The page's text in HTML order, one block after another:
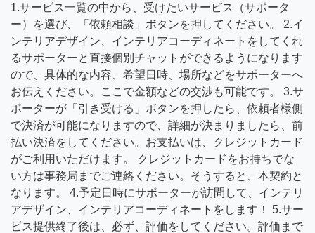
1.サービス一覧の中から、受けたいサービス（サポータ
ー）を選び、「依頼相談」ボタンを押してください。 2.イ
ンテリアデザイン、インテリアコーディネートをしてくれ
るサポーターと直接個別チャットができるようになります
ので、具体的な内容、希望日時、場所などをサポーターへ
お伝えください。ここで金額などの交渉も可能です。 3.サ
ポーターが「引き受ける」ボタンを押したら、依頼者様側
で決済が可能になりますので、詳細が決まりましたら、前
払い決済をしてください。お支払いは、クレジットカード
がご利用いただけます。 クレジットカードをお持ちでな
い方は事務局までご連絡ください。そうすると、本契約と
なります。 4.予定日時にサポーターが訪問して、インテリ
アデザイン、インテリアコーディネートをします！ 5.サー
ビス提供終了後は、必ず、評価をしてください。評価まで